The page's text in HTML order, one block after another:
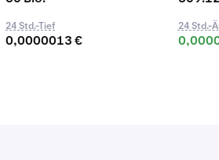
24 Std.-Tief
0,0000013 €
24 Std.-